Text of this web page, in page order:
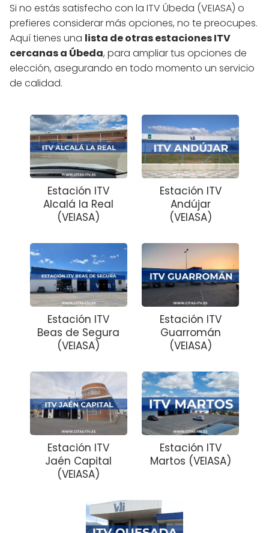
Si no estás satisfecho con la ITV Úbeda (VEIASA) o
prefieres considerar más opciones, no te preocupes.
Aquí tienes una lista de otras estaciones ITV
cercanas a Úbeda, para ampliar tus opciones de
elección, asegurando en todo momento un servicio
de calidad.
Estación ITV
Alcalá la Real
(VEIASA)
Estación ITV
Andújar
(VEIASA)
Estación ITV
Beas de Segura
(VEIASA)
Estación ITV
Guarromán
(VEIASA)
Estación ITV
Jaén Capital
(VEIASA)
Estación ITV
Martos (VEIASA)